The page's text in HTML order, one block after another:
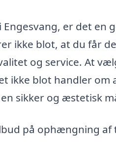
er det en
ikke blot, at du får
og service. At
ikke blot handler om
sikker og æstetisk
på ophængning af